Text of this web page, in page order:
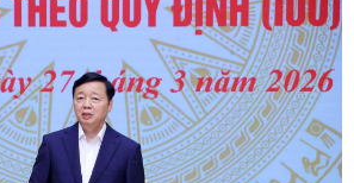
Xã hội
Tin 24h
Giáo dục
Dự báo thời tiết
Dấu ấn VOV
Việc làm